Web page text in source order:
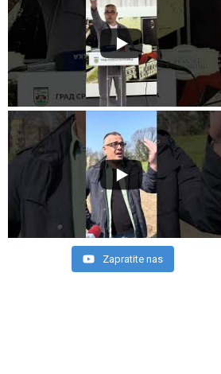
Zapratite nas